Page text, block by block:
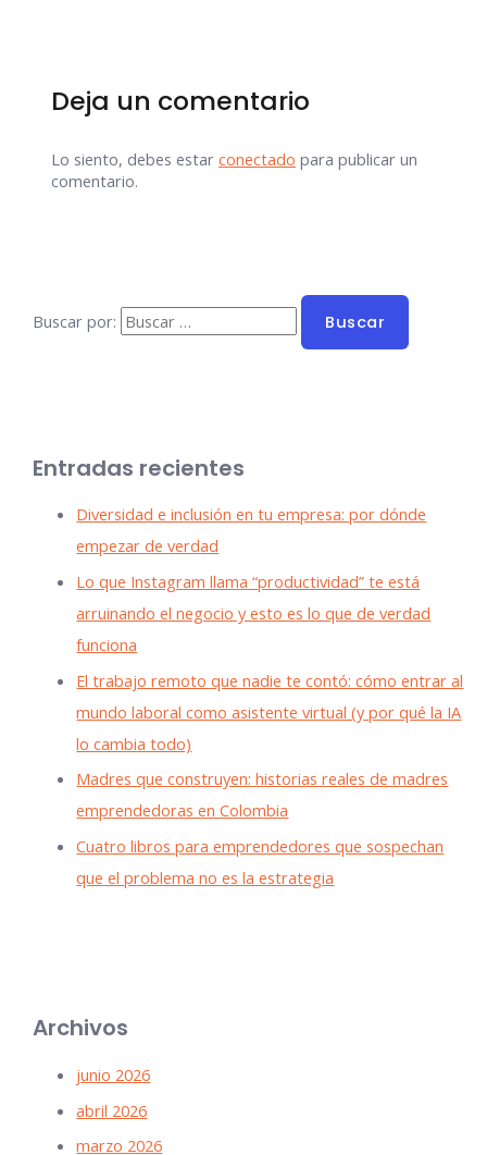
Buscar por:
Entradas recientes
Diversidad e inclusión en tu empresa: por dónde
empezar de verdad
Lo que Instagram llama “productividad” te está
arruinando el negocio y esto es lo que de verdad
funciona
El trabajo remoto que nadie te contó: cómo entrar al
mundo laboral como asistente virtual (y por qué la IA
lo cambia todo)
Madres que construyen: historias reales de madres
emprendedoras en Colombia
Cuatro libros para emprendedores que sospechan
que el problema no es la estrategia
Archivos
junio 2026
abril 2026
marzo 2026
Deja un comentario
Lo siento, debes estarconectado para publicar un
comentario.